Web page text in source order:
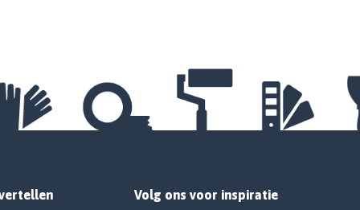
Volg ons voor inspiratie